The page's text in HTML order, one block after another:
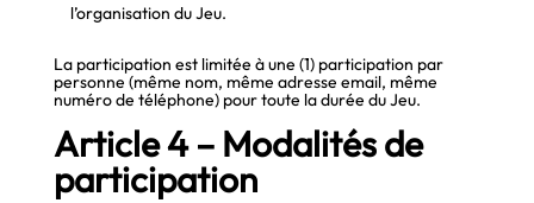
l’organisation du Jeu.
La participation est limitée à une (1) participation par
personne (même nom, même adresse email, même
numéro de téléphone) pour toute la durée du Jeu.
Article 4 – Modalités de
participation